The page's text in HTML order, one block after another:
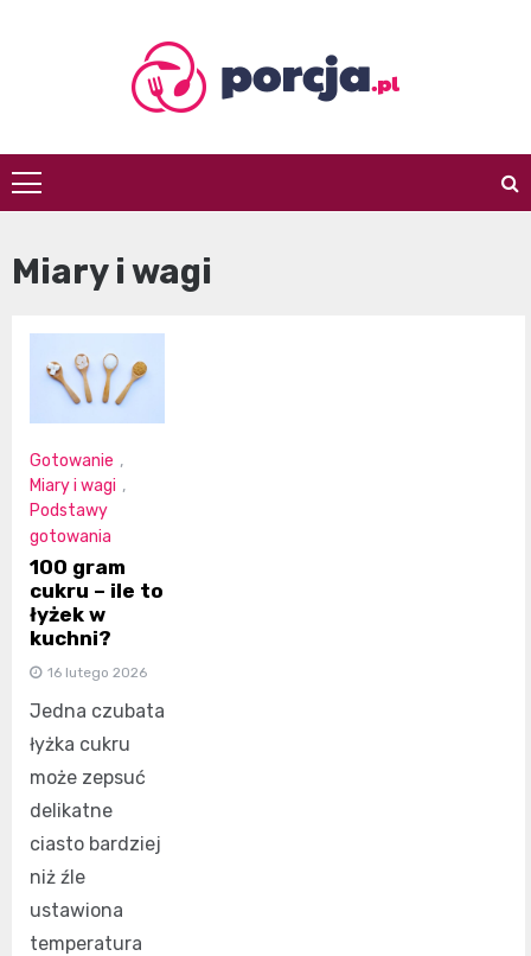
porcja.pl
Miary i wagi
Gotowanie ,
Miary i wagi ,
Podstawy
gotowania
100 gram
cukru – ile to
łyżek w
kuchni?
16 lutego 2026
Jedna czubata
łyżka cukru
może zepsuć
delikatne
ciasto bardziej
niż źle
ustawiona
temperatura